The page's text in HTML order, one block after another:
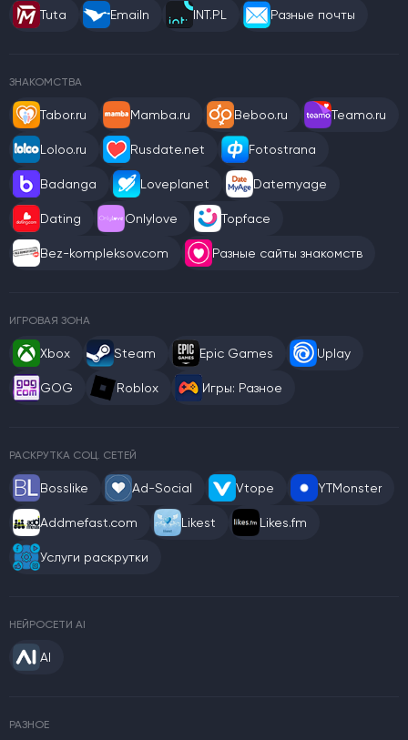
Tuta Emailn INT.PL Разные почты
ЗНАКОМСТВА
Tabor.ru Mamba.ru Beboo.ru Teamo.ru
Loloo.ru Rusdate.net Fotostrana
Badanga Loveplanet Datemyage
Dating Onlylove Topface
Bez-kompleksov.com Разные сайты знакомств
ИГРОВАЯ ЗОНА
Xbox Steam Epic Games Uplay
GOG Roblox Игры: Разное
РАСКРУТКА СОЦ. СЕТЕЙ
Bosslike Ad-Social Vtope YTMonster
Addmefast.com Likest Likes.fm
Услуги раскрутки
НЕЙРОСЕТИ AI
AI
РАЗНОЕ